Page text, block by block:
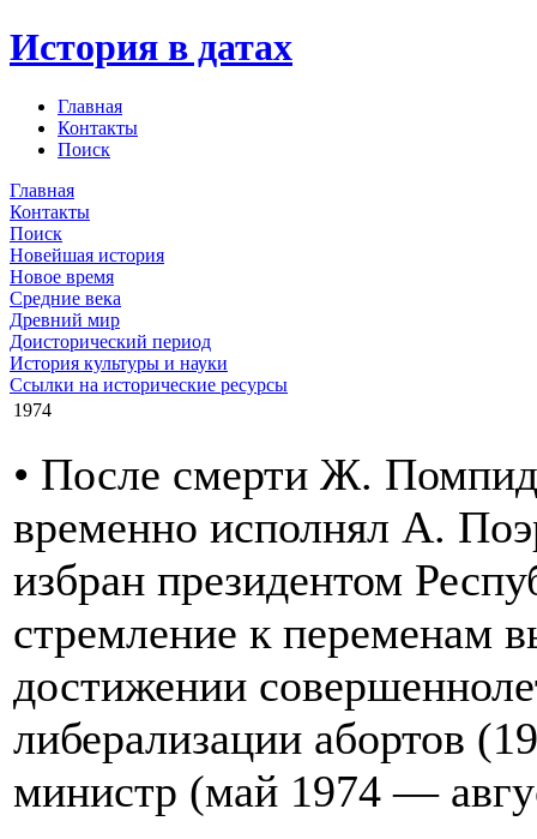
История в датах
Главная
Контакты
Поиск
Главная
Контакты
Поиск
Новейшая история
Новое время
Средние века
Древний мир
Доисторический период
История культуры и науки
Ссылки на исторические ресурсы
1974
• После смерти Ж.
временно исполнял А.
избран президентом
стремление к переменам
достижении
либерализации абортов
министр (май 1974 —